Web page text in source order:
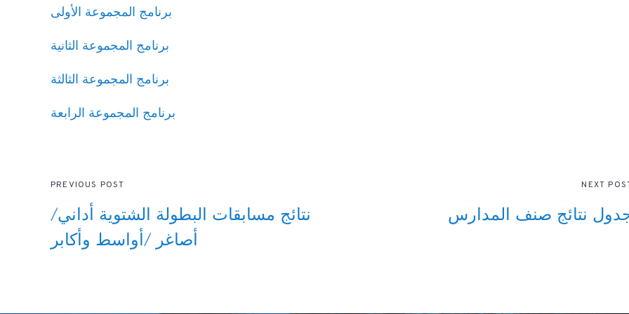
برنامج المجموعة الأولى
برنامج المجموعة الثانية
برنامج المجموعة الثالثة
برنامج المجموعة الرابعة
PREVIOUS POST
نتائج مسابقات البطولة الشتوية أداني/
أصاغر /أواسط وأكابر
NEXT
نتائج صنف المدارس